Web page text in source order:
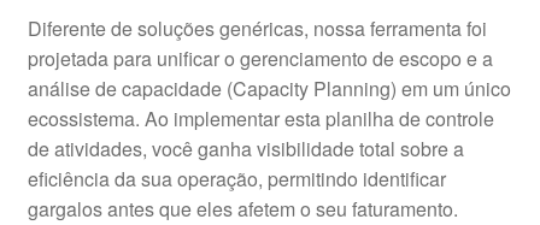
Diferente de soluções genéricas, nossa ferramenta foi
projetada para unificar o gerenciamento de escopo e a
análise de capacidade (Capacity Planning) em um único
ecossistema. Ao implementar esta planilha de controle
de atividades, você ganha visibilidade total sobre a
eficiência da sua operação, permitindo identificar
gargalos antes que eles afetem o seu faturamento.